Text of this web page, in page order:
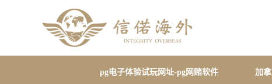
pg电子体验试玩网址-pg网赌软件 加